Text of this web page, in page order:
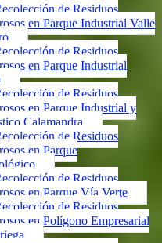
de Residuos
en Parque Industrial Valle
de Residuos
en Parque Industrial
de Residuos
en Parque Industrial y
Calamandra
de Residuos
en Parque
de Residuos
en Parque Vía Verte
de Residuos
en Polígono Empresarial